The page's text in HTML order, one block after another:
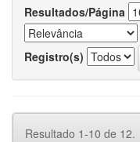
Resultados/Página
Registro(s)
Resultado 1-10 de 12.